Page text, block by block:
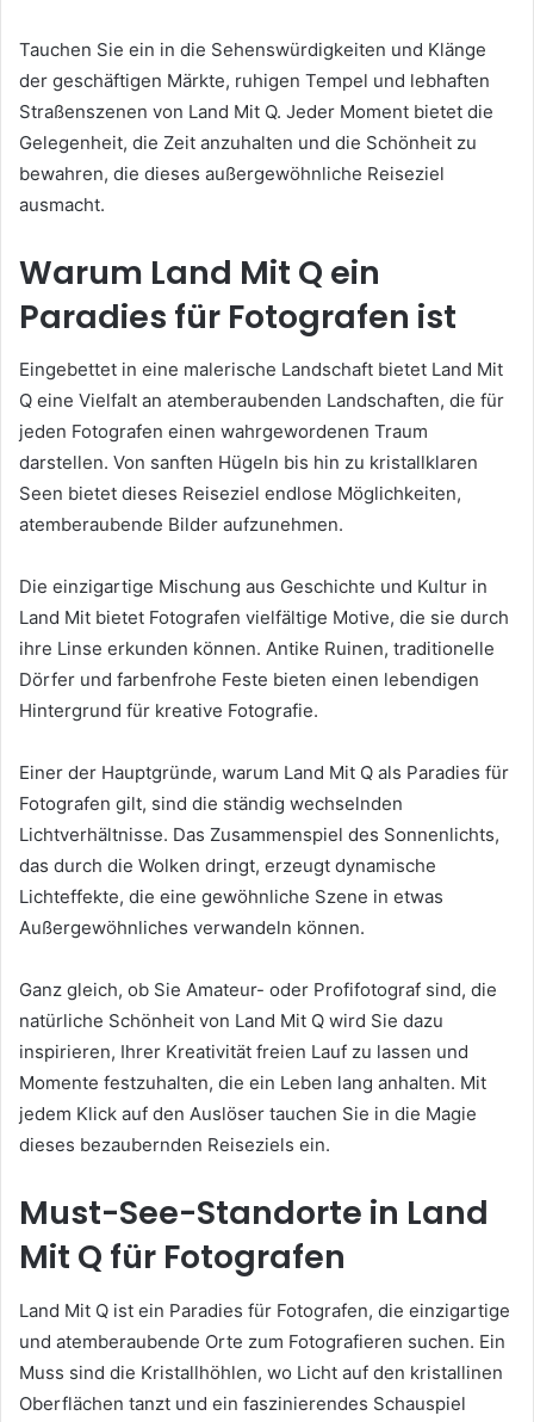
Tauchen Sie ein in die Sehenswürdigkeiten und Klänge
der geschäftigen Märkte, ruhigen Tempel und lebhaften
Straßenszenen von Land Mit Q. Jeder Moment bietet die
Gelegenheit, die Zeit anzuhalten und die Schönheit zu
bewahren, die dieses außergewöhnliche Reiseziel
ausmacht.
Warum Land Mit Q ein
Paradies für Fotografen ist
Eingebettet in eine malerische Landschaft bietet Land Mit
Q eine Vielfalt an atemberaubenden Landschaften, die für
jeden Fotografen einen wahrgewordenen Traum
darstellen. Von sanften Hügeln bis hin zu kristallklaren
Seen bietet dieses Reiseziel endlose Möglichkeiten,
atemberaubende Bilder aufzunehmen.
Die einzigartige Mischung aus Geschichte und Kultur in
Land Mit bietet Fotografen vielfältige Motive, die sie durch
ihre Linse erkunden können. Antike Ruinen, traditionelle
Dörfer und farbenfrohe Feste bieten einen lebendigen
Hintergrund für kreative Fotografie.
Einer der Hauptgründe, warum Land Mit Q als Paradies für
Fotografen gilt, sind die ständig wechselnden
Lichtverhältnisse. Das Zusammenspiel des Sonnenlichts,
das durch die Wolken dringt, erzeugt dynamische
Lichteffekte, die eine gewöhnliche Szene in etwas
Außergewöhnliches verwandeln können.
Ganz gleich, ob Sie Amateur- oder Profifotograf sind, die
natürliche Schönheit von Land Mit Q wird Sie dazu
inspirieren, Ihrer Kreativität freien Lauf zu lassen und
Momente festzuhalten, die ein Leben lang anhalten. Mit
jedem Klick auf den Auslöser tauchen Sie in die Magie
dieses bezaubernden Reiseziels ein.
Must-See-Standorte in Land
Mit Q für Fotografen
Land Mit Q ist ein Paradies für Fotografen, die einzigartige
und atemberaubende Orte zum Fotografieren suchen. Ein
Muss sind die Kristallhöhlen, wo Licht auf den kristallinen
Oberflächen tanzt und ein faszinierendes Schauspiel